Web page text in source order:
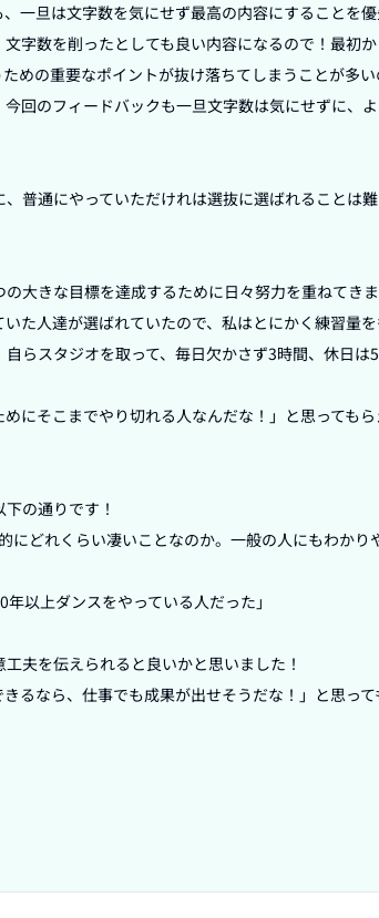
一旦は文字数を気にせず最高の内容にすることを
字数を削ったとしても良い内容になるので！最初
めの重要なポイントが抜け落ちてしまうことが多
回のフィードバックも一旦文字数は気にせずに、
普通にやっていただけれは選抜に選ばれることは
大きな目標を達成するために日々努力を重ねてき
た人達が選ばれていたので、私はとにかく練習量
らスタジオを取って、毎日欠かさず3時間、休日は
にそこまでやり切れる人なんだな！」と思っても
の通りです！
にどれくらい凄いことなのか。一般の人にもわかり
以上ダンスをやっている人だった」
夫を伝えられると良いかと思いました！
るなら、仕事でも成果が出せそうだな！」と思って